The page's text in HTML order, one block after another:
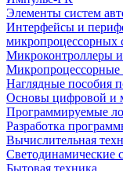
Элементы систем
Интерфейсы и
микропроцессорных
Микроконтроллеры
Микропроцессорные
Наглядные пособия
Основы цифровой и
Программируемые
Разработка
Вычислительная
Светодинамические
Бытовая техника